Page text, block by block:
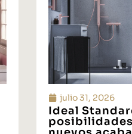
julio 31, 2026
Ideal